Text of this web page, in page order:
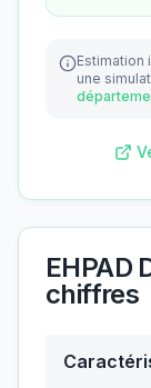
Estimation
une
EHPAD
chiffres